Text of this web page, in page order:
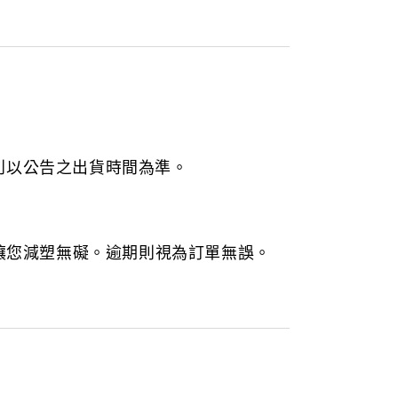
公告之出貨時間為準。
減塑無礙。逾期則視為訂單無誤。